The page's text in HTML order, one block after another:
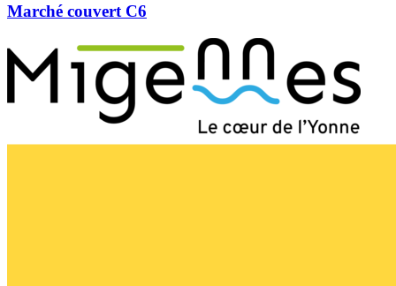
Marché couvert C6
Précédent
Suivant